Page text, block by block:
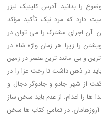
را بدانید. آدرس کلینیک لیزر
دارد که مرد نیک تأکید مؤکد
آن اجرای مشترک را می توان در
را زیرا هر زمان واژه شاه در
ترین و بی مانند ترین عنصر در زمین
در ذهن داشت تا رخت عزا را در
از شهر جادو و جادوگر دجال و
ها را اعدام. از عدم باید سخن ساز
در تمامی کتاب ها سخن